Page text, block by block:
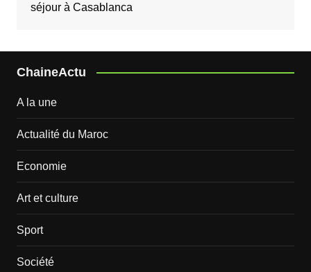
séjour à Casablanca
ChaineActu
A la une
Actualité du Maroc
Economie
Art et culture
Sport
Société